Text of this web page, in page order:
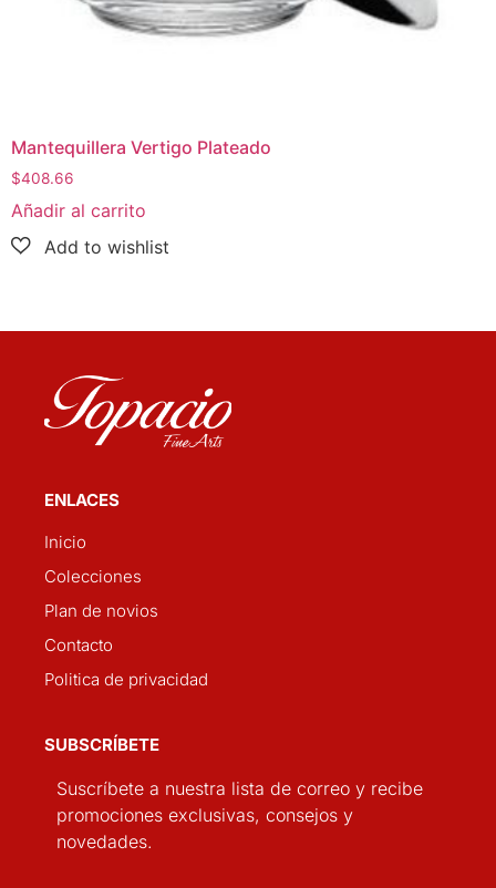
Mantequillera Vertigo Plateado
$408.66
Añadir al carrito
ENLACES
Inicio
Colecciones
Plan de novios
Contacto
Politica de privacidad
SUBSCRÍBETE
Suscríbete a nuestra lista de correo y recibe
promociones exclusivas, consejos y
novedades.